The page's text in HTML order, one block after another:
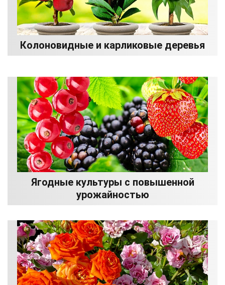
Колоновидные и карликовые деревья
Ягодные культуры с повышенной
урожайностью